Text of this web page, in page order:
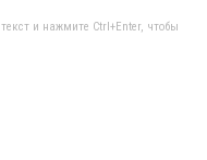
и нажмите Ctrl+Enter, чтобы